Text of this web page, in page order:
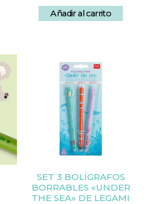
Añadir al carrito
SET 3 BOLÍGRAFOS
BORRABLES «UNDER
THE SEA» DE LEGAMI